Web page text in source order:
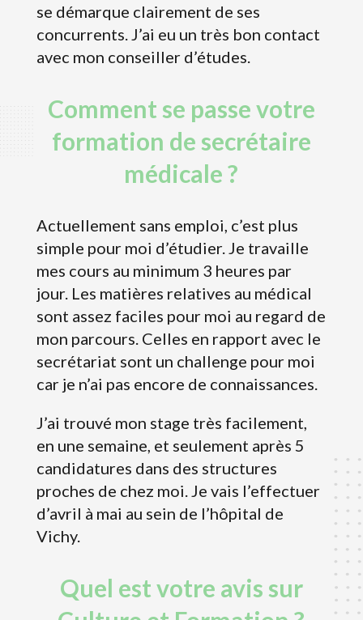
se démarque clairement de ses
concurrents. J’ai eu un très bon contact
avec mon conseiller d’études.
Comment se passe votre
formation de secrétaire
médicale ?
Actuellement sans emploi, c’est plus
simple pour moi d’étudier. Je travaille
mes cours au minimum 3 heures par
jour. Les matières relatives au médical
sont assez faciles pour moi au regard de
mon parcours. Celles en rapport avec le
secrétariat sont un challenge pour moi
car je n’ai pas encore de connaissances.
J’ai trouvé mon stage très facilement,
en une semaine, et seulement après 5
candidatures dans des structures
proches de chez moi. Je vais l’effectuer
d’avril à mai au sein de l’hôpital de
Vichy.
Quel est votre avis sur